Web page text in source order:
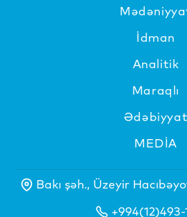
İdman
Analitik
Maraqlı
Ədəbiyyat
MEDİA
Bakı şəh., Üzeyir